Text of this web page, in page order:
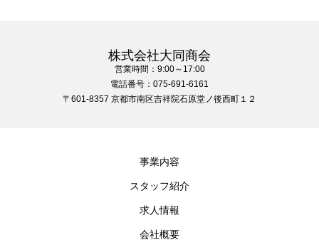
株式会社大同商会
営業時間：9:00～17:00
電話番号：075-691-6161
〒601-8357 京都市南区吉祥院石原堂ノ後西町１２
事業内容
スタッフ紹介
求人情報
会社概要